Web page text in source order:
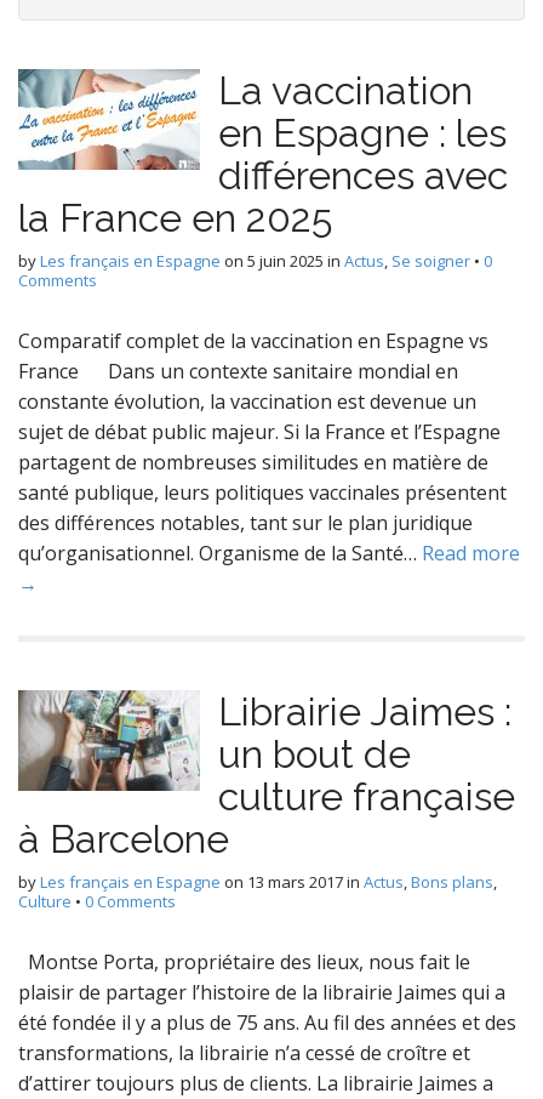
La vaccination
en Espagne : les
différences avec
la France en 2025
byLes français en Espagne on 5 juin 2025 in Actus, Se soigner • 0
Comments
Comparatif complet de la vaccination en Espagne vs
France Dans un contexte sanitaire mondial en
constante évolution, la vaccination est devenue un
sujet de débat public majeur. Si la France et l’Espagne
partagent de nombreuses similitudes en matière de
santé publique, leurs politiques vaccinales présentent
des différences notables, tant sur le plan juridique
qu’organisationnel. Organisme de la Santé… Read more
→
Librairie Jaimes :
un bout de
culture française
à Barcelone
byLes français en Espagne on 13 mars 2017in Actus,Bons plans,
Culture • 0 Comments
Montse Porta, propriétaire des lieux, nous fait le
plaisir de partager l’histoire de la librairie Jaimes qui a
été fondée il y a plus de 75 ans. Au fil des années et des
transformations, la librairie n’a cessé de croître et
d’attirer toujours plus de clients. La librairie Jaimes a